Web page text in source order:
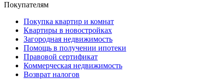
Покупателям
Покупка квартир и комнат
Квартиры в новостройках
Загородная недвижимость
Помощь в получении ипотеки
Правовой сертификат
Коммерческая недвижимость
Возврат налогов